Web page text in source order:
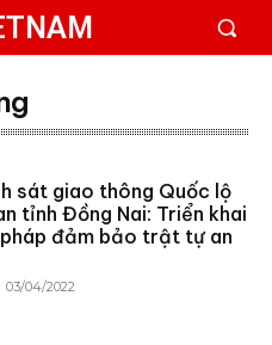
sát giao thông Quốc lộ
tỉnh Đồng Nai: Triển khai
đảm bảo trật tự an
03/04/2022